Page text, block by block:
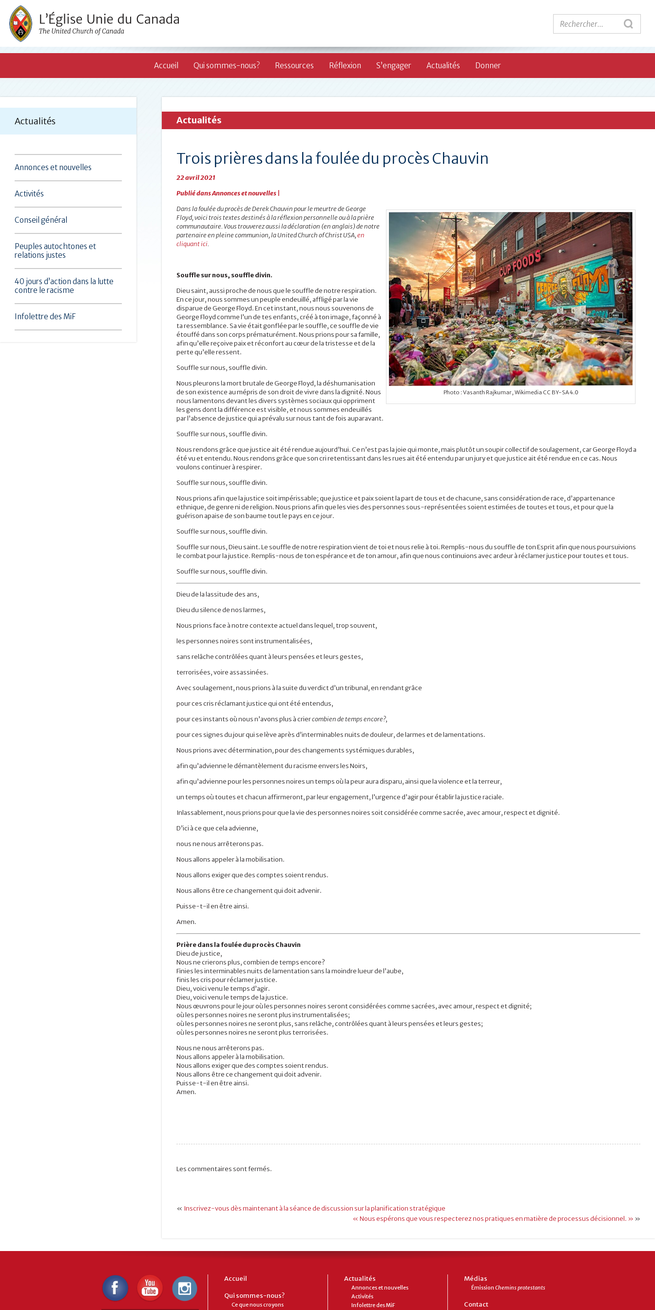
Accueil Qui sommes-nous? Ressources Réflexion S’engager Actualités Donner
Actualités
Annonces et nouvelles
Activités
Conseil général
Peuples autochtones et
relations justes
40 jours d’action dans la lutte
contre le racisme
Infolettre des MiF
Actualités
Trois prières dans la foulée du procès Chauvin
22 avril 2021
Publié dansAnnonces et nouvelles
Photo : Vasanth Rajkumar, Wikimedia CC BY-SA 4.0
Dans la foulée du procès de Derek Chauvin pour le meurtre de George
Floyd, voici trois textes destinés à la réflexion personnelle ou à la prière
communautaire. Vous trouverez aussi la déclaration (en anglais) de notre
partenaire en pleine communion, la United Church of Christ USA,en
cliquant ici.
Souffle sur nous, souffle divin.
Dieu saint, aussi proche de nous que le souffle de notre respiration.
En ce jour, nous sommes un peuple endeuillé, affligé par la vie
disparue de George Floyd. En cet instant, nous nous souvenons de
George Floyd comme l’un de tes enfants, créé à ton image, façonné à
ta ressemblance. Sa vie était gonflée par le souffle, ce souffle de vie
étouffé dans son corps prématurément. Nous prions pour sa famille,
afin qu’elle reçoive paix et réconfort au cœur de la tristesse et de la
perte qu’elle ressent.
Souffle sur nous, souffle divin.
Nous pleurons la mort brutale de George Floyd, la déshumanisation
de son existence au mépris de son droit de vivre dans la dignité. Nous
nous lamentons devant les divers systèmes sociaux qui oppriment
les gens dont la différence est visible, et nous sommes endeuillés
par l’absence de justice qui a prévalu sur nous tant de fois auparavant.
Souffle sur nous, souffle divin.
Nous rendons grâce que justice ait été rendue aujourd’hui. Ce n’est pas la joie qui monte, mais plutôt un soupir collectif de soulagement, car George Floyd a
été vu et entendu. Nous rendons grâce que son cri retentissant dans les rues ait été entendu par un jury et que justice ait été rendue en ce cas. Nous
voulons continuer à respirer.
Souffle sur nous, souffle divin.
Nous prions afin que la justice soit impérissable; que justice et paix soient la part de tous et de chacune, sans considération de race, d’appartenance
ethnique, de genre ni de religion. Nous prions afin que les vies des personnes sous-représentées soient estimées de toutes et tous, et pour que la
guérison apaise de son baume tout le pays en ce jour.
Souffle sur nous, souffle divin.
Souffle sur nous, Dieu saint. Le souffle de notre respiration vient de toi et nous relie à toi. Remplis-nous du souffle de ton Esprit afin que nous poursuivions
le combat pour la justice. Remplis-nous de ton espérance et de ton amour, afin que nous continuions avec ardeur à réclamer justice pour toutes et tous.
Souffle sur nous, souffle divin.
Dieu de la lassitude des ans,
Dieu du silence de nos larmes,
Nous prions face à notre contexte actuel dans lequel, trop souvent,
les personnes noires sont instrumentalisées,
sans relâche contrôlées quant à leurs pensées et leurs gestes,
terrorisées, voire assassinées.
Avec soulagement, nous prions à la suite du verdict d’un tribunal, en rendant grâce
pour ces cris réclamant justice qui ont été entendus,
pour ces instants où nous n’avons plus à criercombien de temps encore?,
pour ces signes du jour qui se lève après d’interminables nuits de douleur, de larmes et de lamentations.
Nous prions avec détermination, pour des changements systémiques durables,
afin qu’advienne le démantèlement du racisme envers les Noirs,
afin qu’advienne pour les personnes noires un temps où la peur aura disparu, ainsi que la violence et la terreur,
un temps où toutes et chacun affirmeront, par leur engagement, l’urgence d’agir pour établir la justice raciale.
Inlassablement, nous prions pour que la vie des personnes noires soit considérée comme sacrée, avec amour, respect et dignité.
D’ici à ce que cela advienne,
nous ne nous arrêterons pas.
Nous allons appeler à la mobilisation.
Nous allons exiger que des comptes soient rendus.
Nous allons être ce changement qui doit advenir.
Puisse-t-il en être ainsi.
Amen.
Prière dans la foulée du procès Chauvin
Dieu de justice,
Nous ne crierons plus, combien de temps encore?
Finies les interminables nuits de lamentation sans la moindre lueur de l’aube,
finis les cris pour réclamer justice.
Dieu, voici venu le temps d’agir.
Dieu, voici venu le temps de la justice.
Nous œuvrons pour le jour où les personnes noires seront considérées comme sacrées, avec amour, respect et dignité;
où les personnes noires ne seront plus instrumentalisées;
où les personnes noires ne seront plus, sans relâche, contrôlées quant à leurs pensées et leurs gestes;
où les personnes noires ne seront plus terrorisées.
Nous ne nous arrêterons pas.
Nous allons appeler à la mobilisation.
Nous allons exiger que des comptes soient rendus.
Nous allons être ce changement qui doit advenir.
Puisse-t-il en être ainsi.
Amen.
Les commentaires sont fermés.
« Inscrivez-vous dès maintenant à la séance de discussion sur la planification stratégique
« Nous espérons que vous respecterez nos pratiques en matière de processus décisionnel. » »
Accueil
Qui sommes-nous?
Ce que nous croyons
Actualités
Annonces et nouvelles
Activités
Infolettre des MiF
Médias
Émission Chemins protestants
Contact